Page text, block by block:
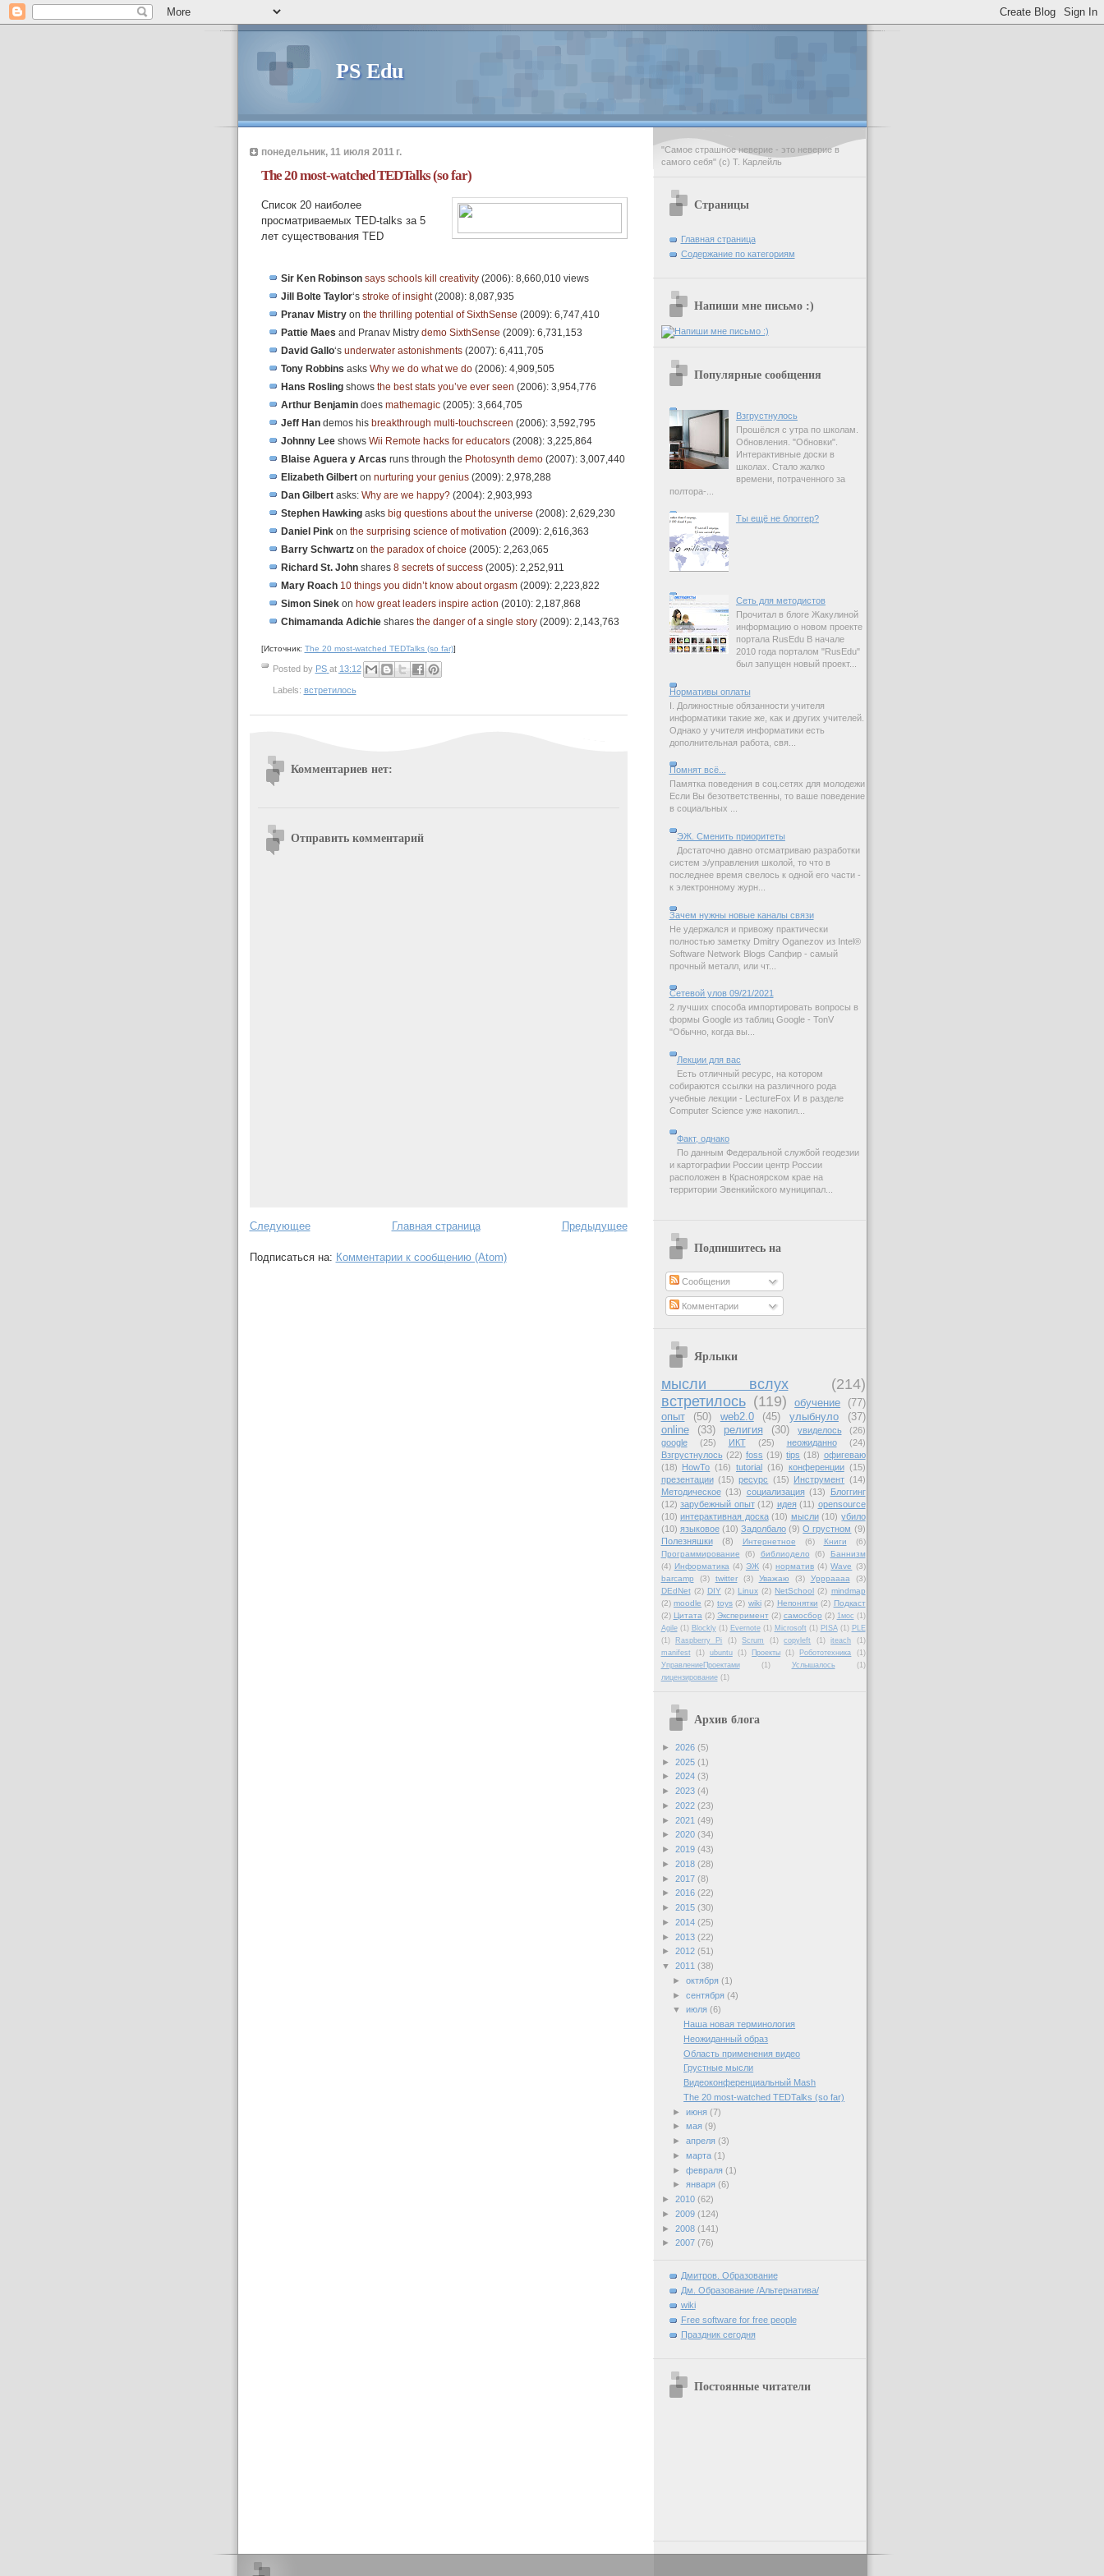
PS Edu
понедельник, 11 июля 2011 г.
The 20 most-watched TEDTalks (so far)
Список 20 наиболее
просматриваемых TED-talks за 5
лет существования TED
Sir Ken Robinson says schools kill creativity(2006): 8,660,010 views
Jill Bolte Taylor‘s stroke of insight(2008): 8,087,935
Pranav Mistryon the thrilling potential of SixthSense (2009): 6,747,410
Pattie Maes and Pranav Mistry demo SixthSense (2009): 6,731,153
David Gallo‘s underwater astonishments(2007): 6,411,705
Tony Robbins asks Why we do what we do(2006): 4,909,505
Hans Roslingshows the best stats you’ve ever seen (2006): 3,954,776
Arthur Benjamindoes mathemagic(2005): 3,664,705
Jeff Handemos his breakthrough multi-touchscreen (2006): 3,592,795
Johnny Leeshows Wii Remote hacks for educators(2008): 3,225,864
Blaise Aguera y Arcas runs through the Photosynth demo(2007): 3,007,440
Elizabeth Gilberton nurturing your genius(2009): 2,978,288
Dan Gilbertasks: Why are we happy?(2004): 2,903,993
Stephen Hawkingasks big questions about the universe (2008): 2,629,230
Daniel Pinkon the surprising science of motivation (2009): 2,616,363
Barry Schwartzon the paradox of choice (2005): 2,263,065
Richard St. Johnshares 8 secrets of success(2005): 2,252,911
Mary Roach 10 things you didn’t know about orgasm(2009): 2,223,822
Simon Sinekon how great leaders inspire action (2010): 2,187,868
Chimamanda Adichieshares the danger of a single story(2009): 2,143,763
[Источник: The 20 most-watched TEDTalks (so far)]
Posted by PS at 13:12
Labels: встретилось
Комментариев нет:
Отправить комментарий
Следующее Предыдущее
Главная страница
Подписаться на: Комментарии к сообщению (Atom)
"Самое страшное неверие - это неверие в
самого себя" (с) Т. Карлейль
Страницы
Главная страница
Содержание по категориям
Напиши мне письмо :)
Популярные сообщения
Взгрустнулось
Прошёлся с утра по школам.
Обновления. "Обновки".
Интерактивные доски в
школах. Стало жалко
времени, потраченного за
полтора-...
Ты ещё не блоггер?
Сеть для методистов
Прочитал в блоге Жакулиной
информацию о новом проекте
портала RusEdu В начале
2010 года порталом "RusEdu"
был запущен новый проект...
Нормативы оплаты
I. Должностные обязанности учителя
информатики такие же, как и других учителей.
Однако у учителя информатики есть
дополнительная работа, свя...
Помнят всё...
Памятка поведения в соц.сетях для молодежи
Если Вы безответственны, то ваше поведение
в социальных ...
ЭЖ. Сменить приоритеты
Достаточно давно отсматриваю разработки
систем э/управления школой, то что в
последнее время свелось к одной его части -
к электронному журн...
Зачем нужны новые каналы связи
Не удержался и привожу практически
полностью заметку Dmitry Oganezov из Intel®
Software Network Blogs Сапфир - самый
прочный металл, или чт...
Сетевой улов 09/21/2021
2 лучших способа импортировать вопросы в
формы Google из таблиц Google - TonV
"Обычно, когда вы...
Лекции для вас
Есть отличный ресурс, на котором
собираются ссылки на различного рода
учебные лекции - LectureFox И в разделе
Computer Science уже накопил...
Факт, однако
По данным Федеральной службой геодезии
и картографии России центр России
расположен в Красноярском крае на
территории Эвенкийского муниципал...
Подпишитесь на
Сообщения
Комментарии
Ярлыки
мысли вслух
(214)
встретилось (119) обучение
(77)
опыт
(50) web2.0 (45) улыбнуло
(37)
online
(33) религия (30) увиделось
(26)
google
(25) ИКТ (25) неожиданно
(24)
Взгрустнулось (22) foss (19) tips (18) офигеваю
(18) HowTo (16) tutorial (16) конференции (15)
презентации (15) ресурс (15) Инструмент (14)
Методическое (13) социализация (13)
Блоггинг
(12) зарубежный опыт (12) идея (11) opensource
(10) интерактивная доска (10) мысли (10) убило
(10) языковое (10) Задолбало (9) О грустном (9)
Полезняшки
(8) Интернетное (6) Книги
(6)
Программирование
(6) библиодело (6)
Баннизм
(4) Информатика (4) ЭЖ (4) норматив (4) Wave (3)
barcamp
(3) twitter (3) Уважаю (3) Уррраааа
(3)
DEdNet (2) DIY (2) Linux (2) NetSchool (2) mindmap
(2) moodle (2) toys (2) wiki (2) Непонятки (2) Подкаст
(2) Цитата (2) Эксперимент (2) самосбор (2) 1мос (1)
Agile (1) Blockly (1) Evernote (1) Microsoft (1) PISA (1) PLE
(1)
Raspberry Pi (1) Scrum (1) copyleft (1) iteach
(1)
manifest
(1) ubuntu (1) Проекты (1) Робототехника
(1)
УправлениеПроектами
(1) Услышалось
(1)
лицензирование (1)
Архив блога
► 2026 (5)
► 2025 (1)
► 2024 (3)
► 2023 (4)
► 2022 (23)
► 2021 (49)
► 2020 (34)
► 2019 (43)
► 2018 (28)
► 2017 (8)
► 2016 (22)
► 2015 (30)
► 2014 (25)
► 2013 (22)
► 2012 (51)
▼ 2011 (38)
► октября (1)
► сентября (4)
▼ июля (6)
Наша новая терминология
Неожиданный образ
Область применения видео
Грустные мысли
Видеоконференциальный Mash
The 20 most-watched TEDTalks (so far)
► июня (7)
► мая (9)
► апреля (3)
► марта (1)
► февраля (1)
► января (6)
► 2010 (62)
► 2009 (124)
► 2008 (141)
► 2007 (76)
Дмитров. Образование
Дм. Образование /Альтернатива/
wiki
Free software for free people
Праздник сегодня
Постоянные читатели